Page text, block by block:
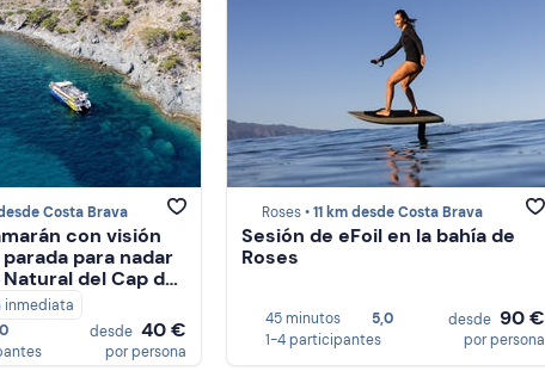
Costa Brava
con visión
para nadar
del Cap de
inmediata
desde 40 €
por persona
Roses •11 km desde Costa Brava
Sesión de eFoil en la bahía de
Roses
45 minutos
5,0
1-4 participantes
desde 90 €
por persona